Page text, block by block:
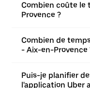
Combien coûte le
Provence ?
Combien de
- Aix-en-Provence
Puis-je planifier
l'application Uber